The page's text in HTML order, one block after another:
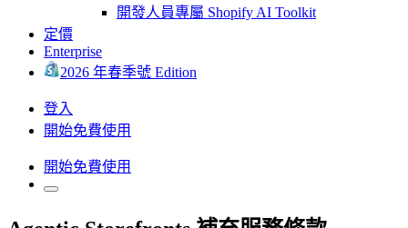
開發人員專屬 Shopify AI Toolkit
定價
Enterprise
2026 年春季號 Edition
登入
開始免費使用
開始免費使用